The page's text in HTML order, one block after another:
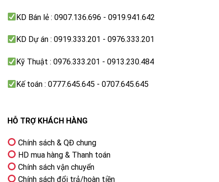
KD Bán lẻ : 0907.136.696 - 0919.941.642
KD Dự án : 0919.333.201 - 0976.333.201
Kỹ Thuật : 0976.333.201 - 0913.230.484
Kế toán : 0777.645.645 - 0707.645.645
HỖ TRỢ KHÁCH HÀNG
Chính sách & QĐ chung
HD mua hàng & Thanh toán
Chính sách vận chuyển
Chính sách đổi trả/hoàn tiền